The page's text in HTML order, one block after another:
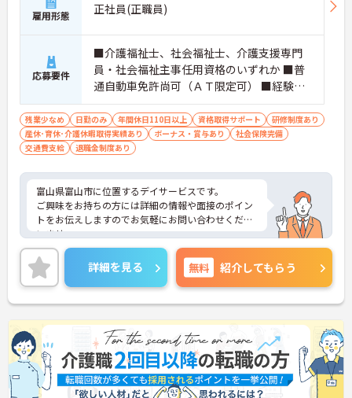
【身だしなみの自由度が高く、ご自身のスタイルで
イキイキと活躍できます】
・髪色やネイル、ヒゲなどが原則自由となってお
り、個性を大切にできます ・清潔感と節度を保ちな
がら、自分らしい働き方が叶うストレスフリーな職
【多職種連携と豊富なサービス展開のもとで、将来
のキャリアを描ける環境です】
・在宅系から入居系まで携わることができるため、
・マネジメント層を目指す方を支援しており、70歳
までの再雇用制度のもとで長期的に働けます
雇用形態 正社員(正職員)
応募要件
■介護福祉士、社会福祉士、介護支援専門
員・社会福祉主事任用資格のいずれか ■普
通自動車免許尚可（ＡＴ限定可） ■経験不
問
残業少なめ 日勤のみ 年間休日110日以上 資格取得サポート
研修制度あり
産休･育休･介護休暇取得実績あり
ボーナス・賞与あり
社会保険完備
交通費支給
退職金制度あり
富山県富山市に位置するデイサービスです。
ご興味をお持ちの方には詳細の情報や面接のポイン
トをお伝えしますのでお気軽にお問い合わせくださ
いませ。
詳細を見る 無料 紹介してもらう